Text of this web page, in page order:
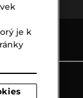
je k